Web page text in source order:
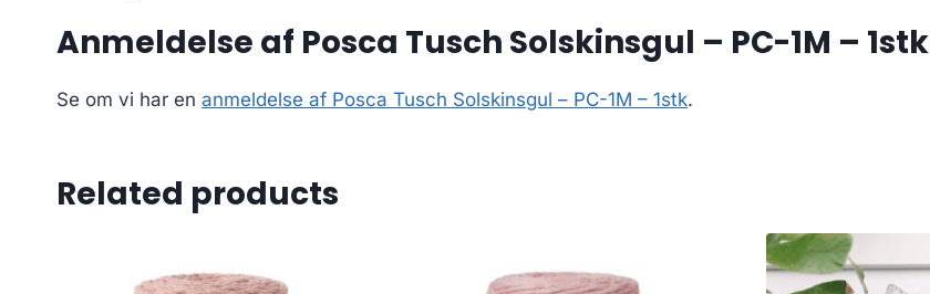
Anmeldelse af Posca Tusch Solskinsgul – PC-1M – 1stk
Se om vi har en anmeldelse af Posca Tusch Solskinsgul – PC-1M – 1stk.
Related products